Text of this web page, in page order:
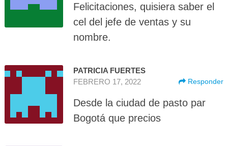
Felicitaciones, quisiera saber el
cel del jefe de ventas y su
nombre.
PATRICIA FUERTES
FEBRERO 17, 2022
Responder
Desde la ciudad de pasto par
Bogotá que precios